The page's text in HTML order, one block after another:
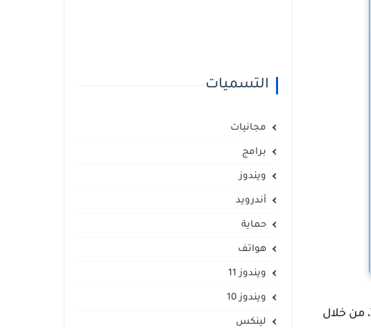
والأن نترككم مع الشرح المفصل لكيفية حذف التولبارات والتطبيقات الزائدة عبر TOOLBAR CLEANER، من خلال
التسميات
مجانيات
برامج
ويندوز
أندرويد
حماية
هواتف
ويندوز 11
ويندوز 10
لينكس